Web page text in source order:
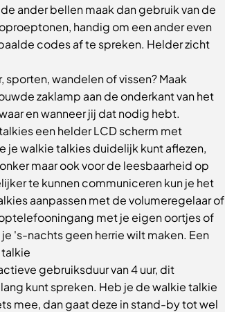
ander bellen maak dan gebruik van de
handig om een ander even
codes af te spreken. Helder zicht
sporten, wandelen of vissen? Maak
zaklamp aan de onderkant van het
en wanneer jij dat nodig hebt.
een helder LCD scherm met
je walkie talkies duidelijk kunt aflezen,
maar ook voor de leesbaarheid op
te kunnen communiceren kun je het
aanpassen met de volumeregelaar of
met je eigen oortjes of
's-nachts geen herrie wilt maken. Een
gebruiksduur van 4 uur, dit
kunt spreken. Heb je de walkie talkie
mee, dan gaat deze in stand-by tot wel